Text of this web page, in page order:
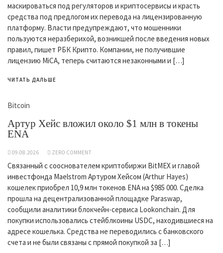
маскироваться под регуляторов и криптосервисы и красть
средства под предлогом их перевода на лицензированную
платформу. Власти предупреждают, что мошенники
пользуются неразберихой, возникшей после введения новых
правил, пишет РБК Крипто. Компании, не получившие
лицензию MiCA, теперь считаются незаконными и […]
ЧИТАТЬ ДАЛЬШЕ
Bitcoin
Артур Хейс вложил около $1 млн в токены
ENA
09.08.2026 ZERO COMMENT
Связанный с сооснователем криптобиржи BitMEX и главой
инвестфонда Maelstrom Артуром Хейсом (Arthur Hayes)
кошелек приобрел 10,9 млн токенов ENA на $985 000. Сделка
прошла на децентрализованной площадке Paraswap,
сообщили аналитики блокчейн-сервиса Lookonchain. Для
покупки использовались стейблкоины USDC, находившиеся на
адресе кошелька. Средства не переводились с банковского
счета и не были связаны с прямой покупкой за […]